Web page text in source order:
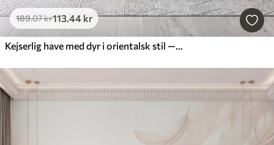
189.07kr113.44 kr
Kejserlig have med dyr i orientalsk stil — abe, leopard, tiger, påfugl og hejre